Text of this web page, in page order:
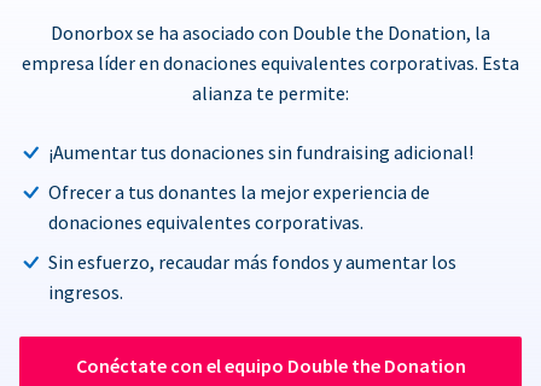
Donorbox se ha asociado con Double the Donation, la
empresa líder en donaciones equivalentes corporativas. Esta
alianza te permite:
¡Aumentar tus donaciones sin fundraising adicional!
Ofrecer a tus donantes la mejor experiencia de
donaciones equivalentes corporativas.
Sin esfuerzo, recaudar más fondos y aumentar los
ingresos.
Conéctate con el equipo Double the Donation